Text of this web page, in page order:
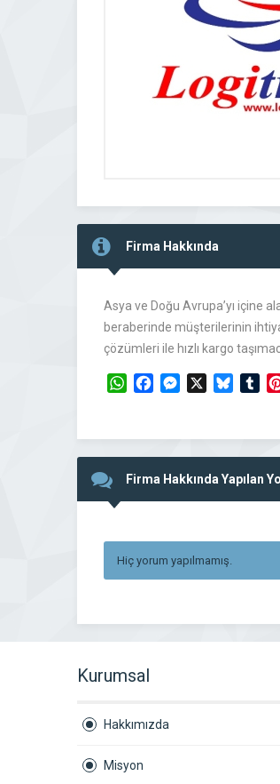
Firma Hakkında
Asya ve Doğu Avrupa’yı içine
beraberinde müşterilerinin
çözümleri ile hızlı kargo
WhatsAppFacebookMessenger
Firma Hakkında Yapılan
Hiç yorum yapılmamış.
Kurumsal
Hakkımızda
Misyon